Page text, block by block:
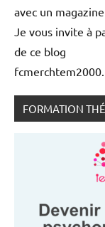
avec un
Je vous invite à
de ce blog
FORMATION